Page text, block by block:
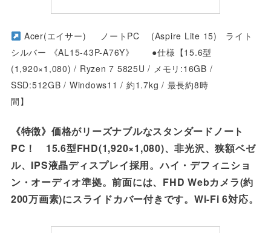
Acer(エイサー) ノートPC (Aspire Lite 15) ライト
シルバー 《AL15-43P-A76Y》 ●仕様【15.6型
(1,920×1,080) / Ryzen 7 5825U / メモリ:16GB /
SSD:512GB / Windows11 / 約1.7kg / 最長約8時
間】
《特徴》価格がリーズナブルなスタンダードノート
PC！ 15.6型FHD(1,920×1,080)、非光沢、狭額ベゼ
ル、IPS液晶ディスプレイ採用。ハイ・デフィニショ
ン・オーディオ準拠。前面には、FHD Webカメラ(約
200万画素)にスライドカバー付きです。Wi-Fi 6対応。